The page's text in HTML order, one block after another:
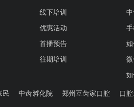
线下培训
优惠活动
首播预告
往期培训
民 中齿孵化院 郑州互齿家口腔 口